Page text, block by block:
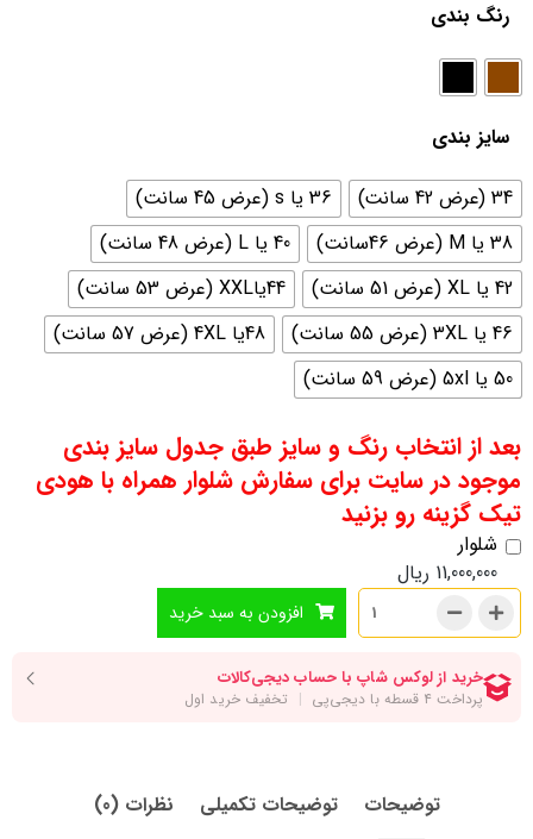
رنگ بندی
سایز بندی
34 (عرض 42 سانت)
36 یا s (عرض 45 سانت)
38 یا M (عرض 46سانت)
40 یا L (عرض 48 سانت)
42 یا XL (عرض 51 سانت)
44یاXXL (عرض 53 سانت)
46 یا 3XL (عرض 55 سانت)
48یا 4XL (عرض 57 سانت)
50 یا 5xl (عرض 59 سانت)
بعد از انتخاب رنگ و سایز طبق جدول سایز بندی
موجود در سایت برای سفارش شلوار همراه با هودی
تیک گزینه رو بزنید
شلوار
11,000,000 ریال
افزودن به سبد خرید
توضیحات توضیحات تکمیلی نظرات (0)